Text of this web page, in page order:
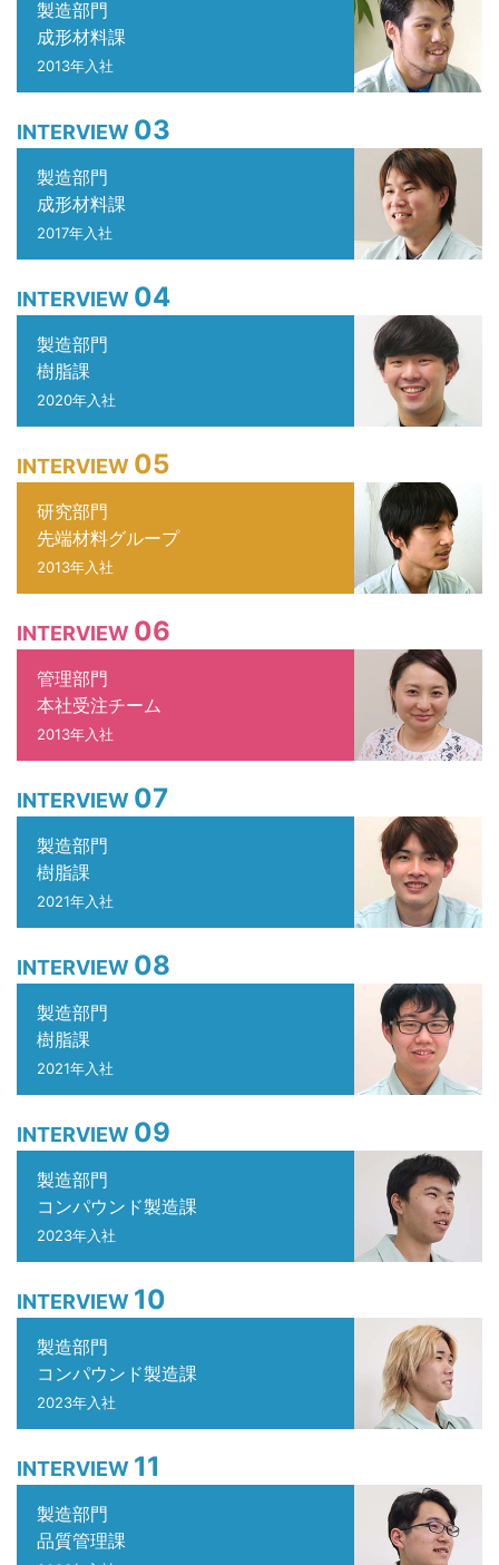
製造部門
成形材料課
2013年入社
INTERVIEW 03
製造部門
成形材料課
2017年入社
INTERVIEW 04
製造部門
樹脂課
2020年入社
INTERVIEW 05
研究部門
先端材料グループ
2013年入社
INTERVIEW 06
管理部門
本社受注チーム
2013年入社
INTERVIEW 07
製造部門
樹脂課
2021年入社
INTERVIEW 08
製造部門
樹脂課
2021年入社
INTERVIEW 09
製造部門
コンパウンド製造課
2023年入社
INTERVIEW 10
製造部門
コンパウンド製造課
2023年入社
INTERVIEW 11
製造部門
品質管理課